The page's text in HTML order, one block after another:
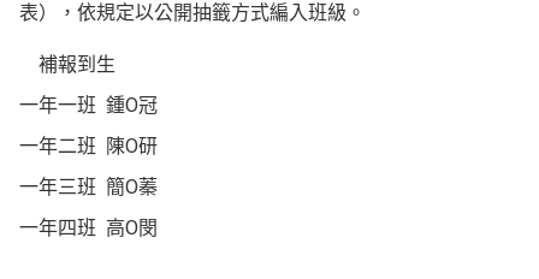
表），依規定以公開抽籤方式編入班級。
補報到生
一年一班 鍾O冠
一年二班 陳O研
一年三班 簡O蓁
一年四班 高O閔